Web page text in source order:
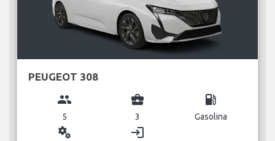
PEUGEOT 308
group
5
business_center
3
local_gas_station
Gasolina
miscellaneous_services login